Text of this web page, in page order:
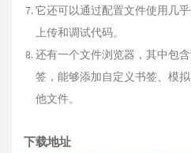
它还可以通过配置文件使用几
上传和调试代码。
还有一个文件浏览器，其中包
签，能够添加自定义书签、模
他文件。
下载地址